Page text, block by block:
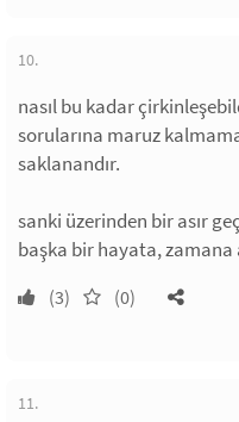
10.
nasıl bu kadar
sorularına maruz
saklanandır.
sanki üzerinden bir asır
başka bir hayata,
(3) (0)
11.